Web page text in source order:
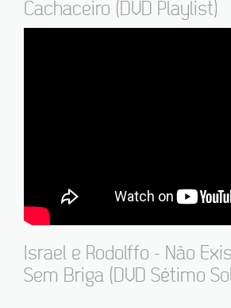
Cachaceiro (DVD Playlist)
Israel e Rodolffo - Não
Sem Briga (DVD Sétimo